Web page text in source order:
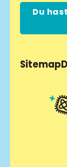
Du
Sitemap